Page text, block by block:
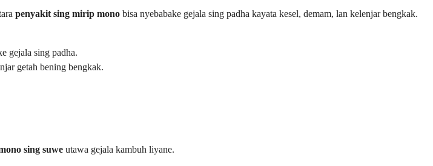
penyakit sing mirip mono bisa nyebabake gejala sing padha kayata kesel, demam, lan kelenjar bengkak.
gejala sing padha.
getah bening bengkak.
sing suwe utawa gejala kambuh liyane.